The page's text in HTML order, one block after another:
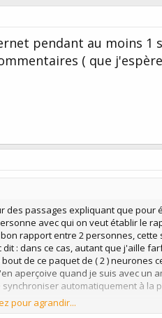
pendant au moins 1
( que
des passages expliquant que pour
avec qui on veut établir le
rapport entre 2 personnes,
: dans ce cas, autant que j'aille
de ce paquet de ( 2 ) neurones
aperçoive quand je suis avec un
automatiquement à la
) "programmé" pour me
pour agrandir...